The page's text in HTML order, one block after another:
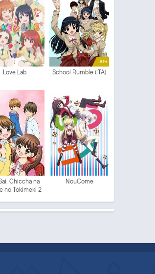
Love Lab
DUB
School Rumble (ITA)
Chiccha na
no Tokimeki 2
NouCome